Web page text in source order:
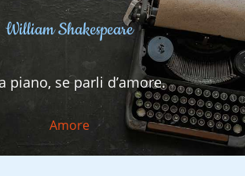
William Shakespeare
piano, se parli d’amore.
Amore